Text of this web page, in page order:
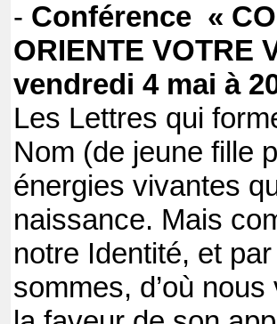
- Conférence «
ORIENTE VOTRE
vendredi 4 mai à
Les Lettres qui
Nom (de jeune fille
énergies vivantes
naissance. Mais
notre Identité, et
sommes, d’où